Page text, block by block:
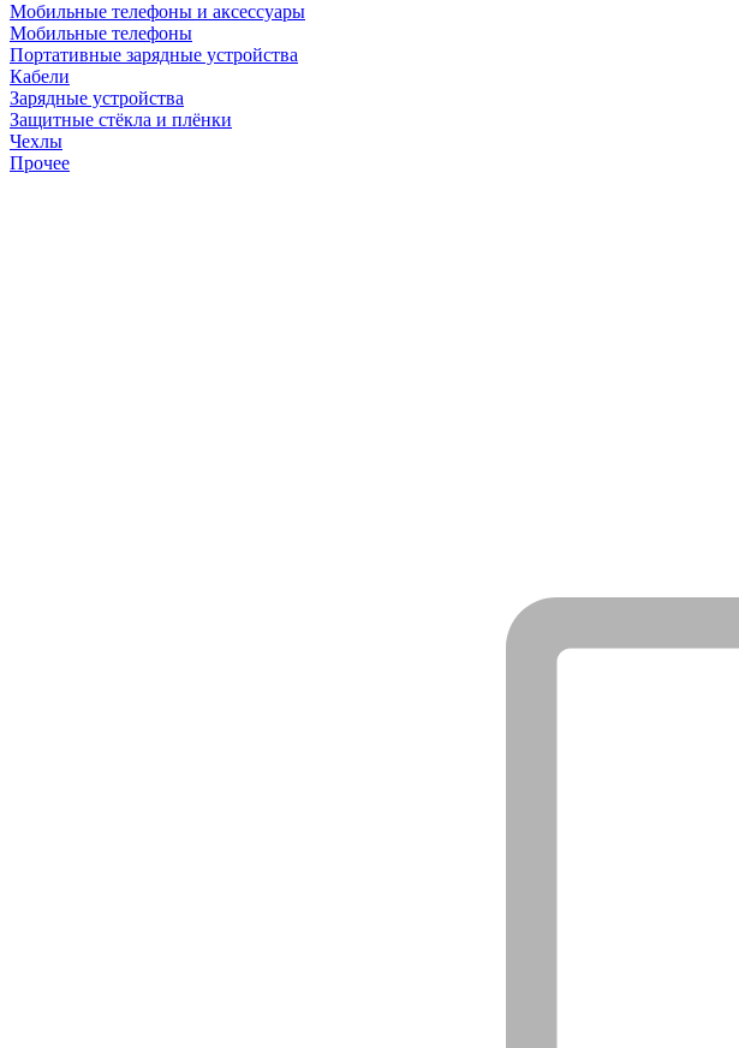
Мобильные телефоны и аксессуары
Мобильные телефоны
Портативные зарядные устройства
Кабели
Зарядные устройства
Защитные стёкла и плёнки
Чехлы
Прочее